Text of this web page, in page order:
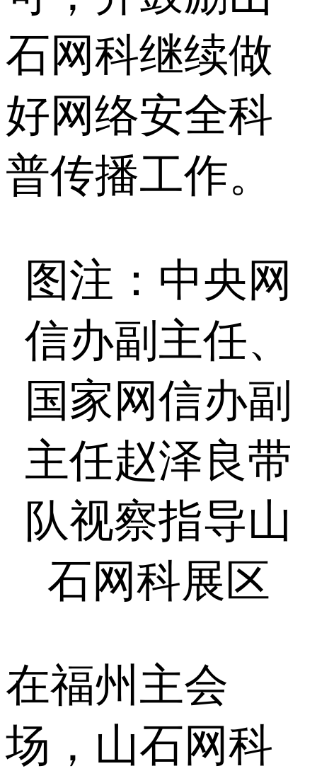
石网科继续做
好网络安全科
普传播工作。
图注：中央网
信办副主任、
国家网信办副
主任赵泽良带
队视察指导山
石网科展区
在福州主会
场，山石网科